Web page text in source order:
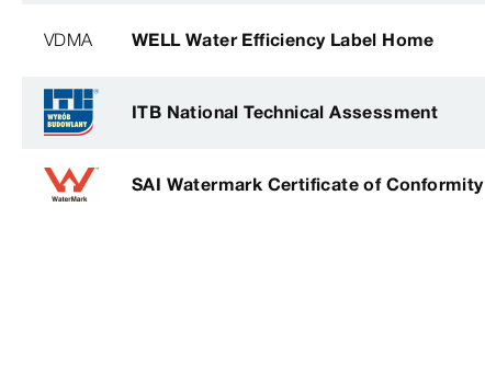
VDMA WELL Water Efficiency Label Home
ITB National Technical Assessment
SAI Watermark Certificate of Conformity